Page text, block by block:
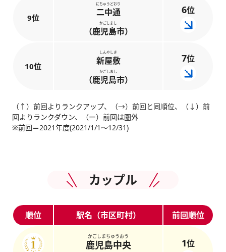
9位
にちゅうどおり
二中通
かごしまし
（鹿児島市）
6位
10位
しんやしき
新屋敷
かごしまし
（鹿児島市）
7位
（↑）前回よりランクアップ、（→）前回と同順位、（↓）前
回よりランクダウン、（ー）前回は圏外
※前回＝2021年度(2021/1/1～12/31)
カップル
順位 駅名（市区町村） 前回順位
かごしまちゅうおう
鹿児島中央 1位